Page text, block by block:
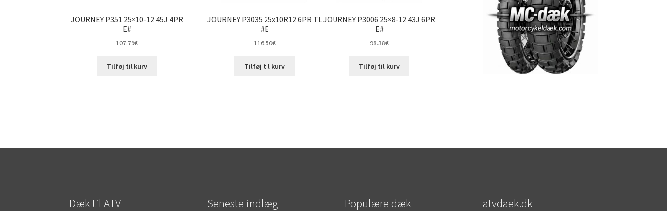
JOURNEY P351 25×10-12 45J 4PR
E#
107.79€
Tilføj til kurv
JOURNEY P3035 25x10R12 6PR TL
#E
116.50€
Tilføj til kurv
JOURNEY P3006 25×8-12 43J 6PR
E#
98.38€
Tilføj til kurv
Dæk til ATV Seneste indlæg Populære dæk atvdaek.dk